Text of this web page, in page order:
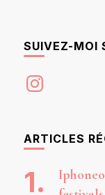
SUIVEZ-MOI
Instagram
ARTICLES